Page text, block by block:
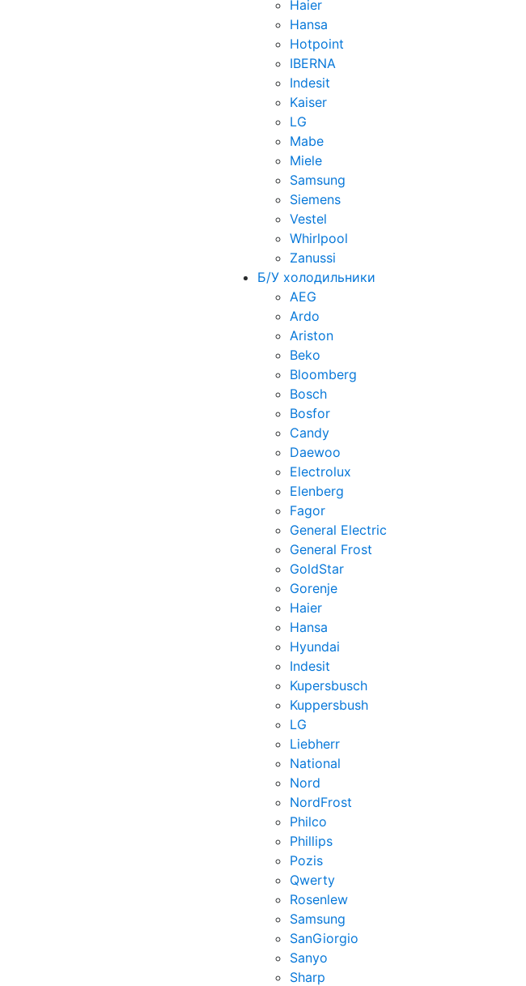
Haier
Hansa
Hotpoint
IBERNA
Indesit
Kaiser
LG
Mabe
Miele
Samsung
Siemens
Vestel
Whirlpool
Zanussi
Б/У холодильники
AEG
Ardo
Ariston
Beko
Bloomberg
Bosch
Bosfor
Candy
Daewoo
Electrolux
Elenberg
Fagor
General Electric
General Frost
GoldStar
Gorenje
Haier
Hansa
Hyundai
Indesit
Kupersbusch
Kuppersbush
LG
Liebherr
National
Nord
NordFrost
Philco
Phillips
Pozis
Qwerty
Rosenlew
Samsung
SanGiorgio
Sanyo
Sharp